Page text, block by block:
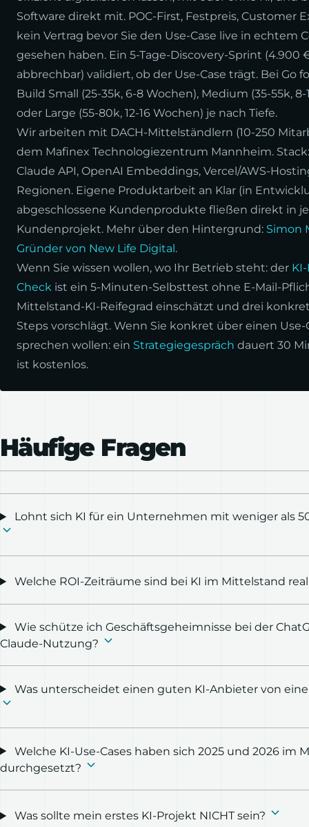
Software direkt mit. POC-First, Festpreis, Customer
kein Vertrag bevor Sie den Use-Case live in echtem
gesehen haben. Ein 5-Tage-Discovery-Sprint (4.900
abbrechbar) validiert, ob der Use-Case trägt. Bei Go
Build Small (25-35k, 6-8 Wochen), Medium (35-55k, 8-
oder Large (55-80k, 12-16 Wochen) je nach Tiefe.
Wir arbeiten mit DACH-Mittelständlern (10-250
dem Mafinex Technologiezentrum Mannheim.
Claude API, OpenAI Embeddings, Vercel/AWS-
Regionen. Eigene Produktarbeit an Klar (in
abgeschlossene Kundenprodukte fließen direkt in
Kundenprojekt. Mehr über den Hintergrund: Simon
Gründer von New Life Digital.
Wenn Sie wissen wollen, wo Ihr Betrieb steht: der
Check ist ein 5-Minuten-Selbsttest ohne E-Mail-
Mittelstand-KI-Reifegrad einschätzt und drei
Steps vorschlägt. Wenn Sie konkret über einen Use-
sprechen wollen: ein Strategiegespräch dauert 30
ist kostenlos.
Häufige Fragen
Lohnt sich KI für ein Unternehmen mit weniger als
Welche ROI-Zeiträume sind bei KI im Mittelstand
Wie schütze ich Geschäftsgeheimnisse bei der
Claude-Nutzung?
Was unterscheidet einen guten KI-Anbieter von
Welche KI-Use-Cases haben sich 2025 und 2026 im
durchgesetzt?
Was sollte mein erstes KI-Projekt NICHT sein?